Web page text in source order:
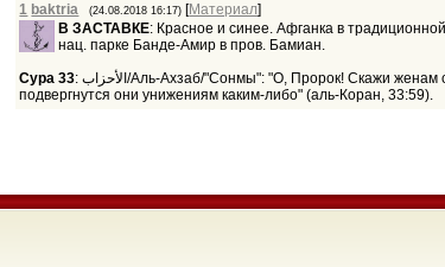
1 baktria (24.08.2018 16:17) [Материал]
В ЗАСТАВКЕ: Красное и синее. Афганка в
нац. парке Банде-Амир в пров. Бамиан.
Сура 33: الأحزاب/Аль-Ахзаб/"Сонмы": "О, Пророк! Скажи женам своим, дочерям своим и женщинам мужчин верующих, чтобы лучше укутывались они в одеяния свои, так легче будет отличить их [от служанок и рабынь], и тогда не
подвергнутся они унижениям каким-либо" (аль-Коран, 33:59).